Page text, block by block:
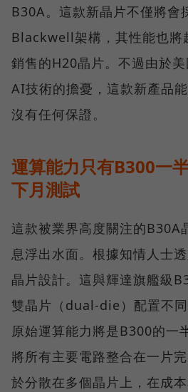
B30A。這款新晶片不僅將會
Blackwell架構，其性能也將
銷售的H20晶片。不過由於
AI技術的擔憂，這款新產品
沒有任何保證。
運算能力只有B300一
下月測試
這款被業界高度關注的B30A
息浮出水面。根據知情人士
晶片設計。這與輝達旗艦級
雙晶片（dual-die）配置不
原始運算能力將是B300的一
將所有主要電路整合在一片
於分散在多個晶片上，在成